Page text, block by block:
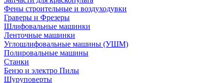
Фены строительные и воздуходувки
Граверы и Фрезеры
Шлифовальные машинки
Ленточные машинки
Углошлифовальные машины (УШМ)
Полировальные машины
Станки
Бензо и электро Пилы
Шуруповерты